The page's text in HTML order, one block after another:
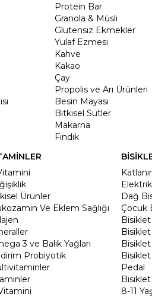
Protein Bar
Granola & Müsli
Glutensiz Ekmekler
Yulaf Ezmesi
Kahve
Kakao
Çay
Propolis ve Arı Ürünleri
Besin Mayası
Bitkisel Sütler
Makarna
Fındık
Ürünler
Ve Eklem Sağlığı
3 ve Balık Yağları
Probiyotik
Dağ
Çocuk
Bisiklet
Bisiklet
Pedal
8-11